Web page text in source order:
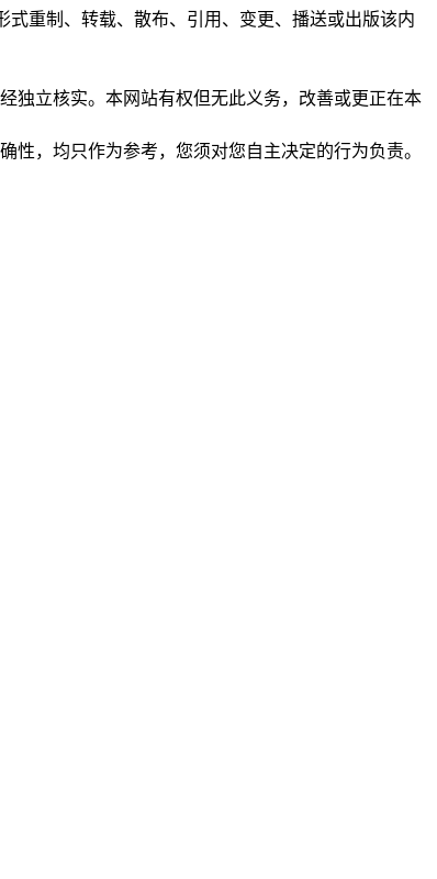
式重制、转载、散布、引用、变更、播送或出版该内
独立核实。本网站有权但无此义务，改善或更正在本
性，均只作为参考，您须对您自主决定的行为负责。